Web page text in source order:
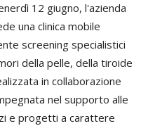
12 giugno, l'azienda
una clinica mobile
screening specialistici
della pelle, della tiroide
in collaborazione
nel supporto alle
e progetti a carattere